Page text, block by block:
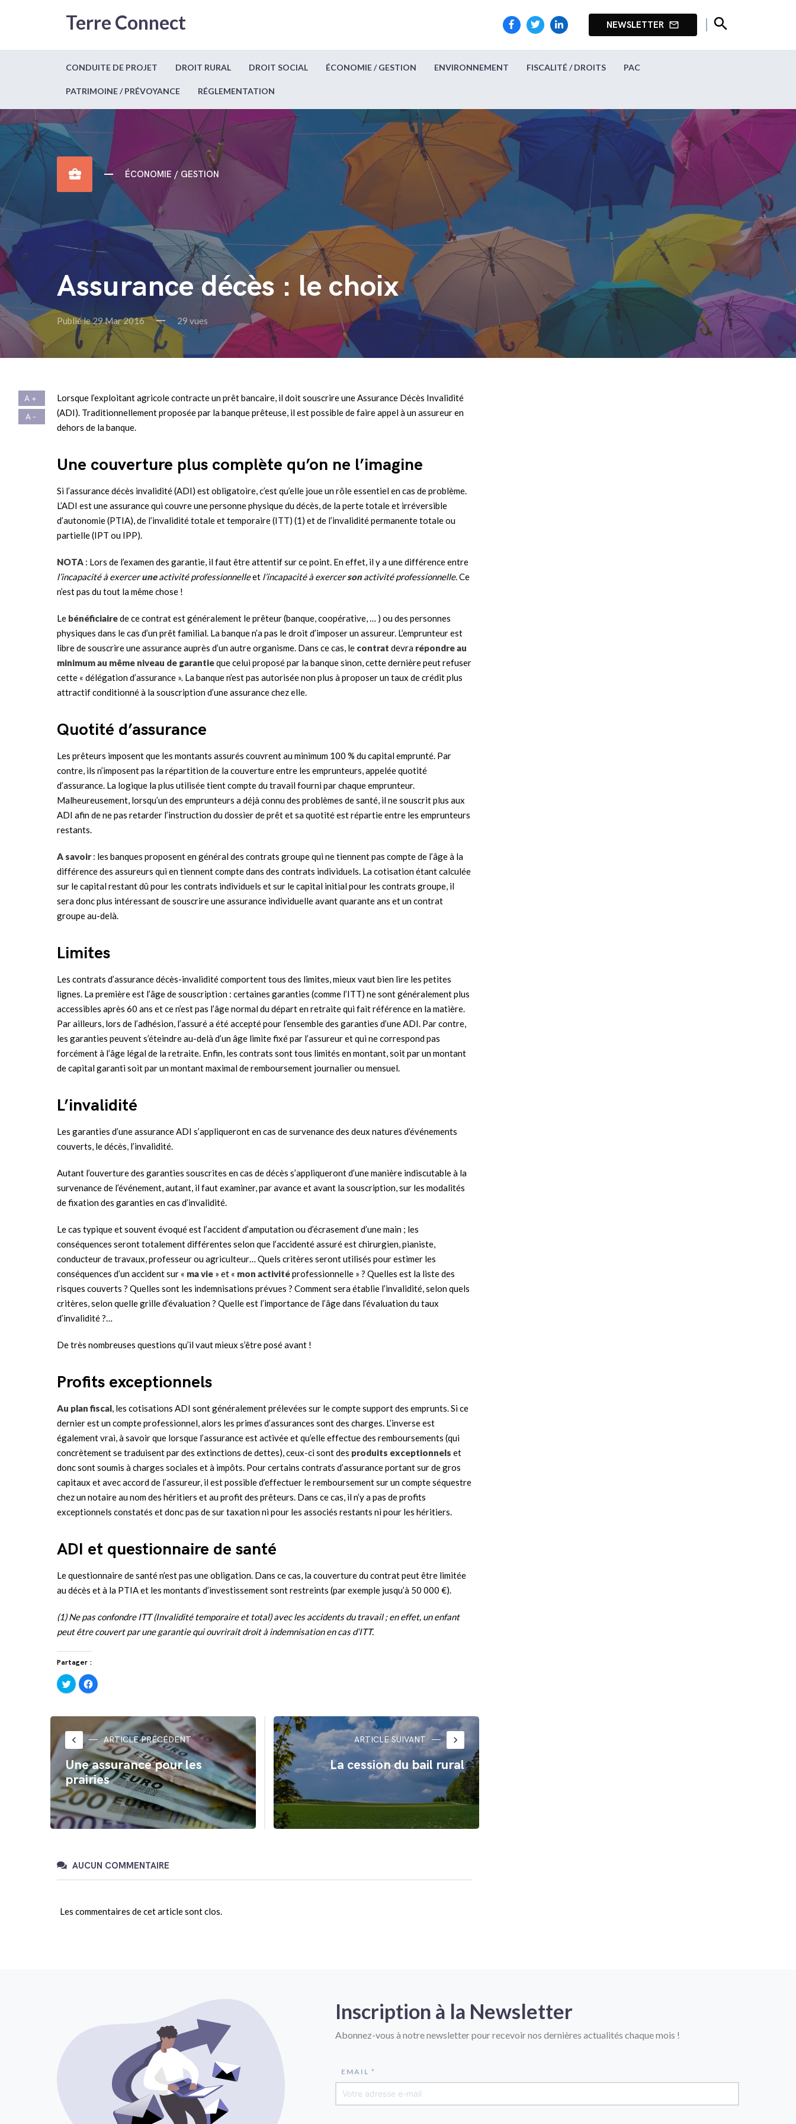
Terre Connect NEWSLETTER mail_outline search
CONDUITE DE PROJET DROIT RURAL DROIT SOCIAL ÉCONOMIE / GESTION ENVIRONNEMENT FISCALITÉ / DROITS PAC
PATRIMOINE / PRÉVOYANCE RÉGLEMENTATION
business_center ÉCONOMIE / GESTION
Assurance décès : le choix
Publié le 29 Mar 2016 29 vues
Lorsque l’exploitant agricole contracte un prêt bancaire, il doit souscrire une Assurance Décès Invalidité
(ADI). Traditionnellement proposée par la banque prêteuse, il est possible de faire appel à un assureur en
dehors de la banque.
Une couverture plus complète qu’on ne l’imagine
Si l’assurance décès invalidité (ADI) est obligatoire, c’est qu’elle joue un rôle essentiel en cas de problème.
L’ADI est une assurance qui couvre une personne physique du décès, de la perte totale et irréversible
d’autonomie (PTIA), de l’invalidité totale et temporaire (ITT) (1) et de l’invalidité permanente totale ou
partielle (IPT ou IPP).
NOTA : Lors de l’examen des garantie, il faut être attentif sur ce point. En effet, il y a une différence entre
l’incapacité à exerceruneactivité professionnelleet l’incapacité à exercersonactivité professionnelle. Ce
n’est pas du tout la même chose !
Le bénéficiairede ce contrat est généralement le prêteur (banque, coopérative, … ) ou des personnes
physiques dans le cas d’un prêt familial. La banque n’a pas le droit d’imposer un assureur. L’emprunteur est
libre de souscrire une assurance auprès d’un autre organisme. Dans ce cas, le contrat devra répondre au
minimum au même niveau de garantieque celui proposé par la banque sinon, cette dernière peut refuser
cette « délégation d’assurance ». La banque n’est pas autorisée non plus à proposer un taux de crédit plus
attractif conditionné à la souscription d’une assurance chez elle.
Quotité d’assurance
Les prêteurs imposent que les montants assurés couvrent au minimum 100 % du capital emprunté. Par
contre, ils n’imposent pas la répartition de la couverture entre les emprunteurs, appelée quotité
d’assurance. La logique la plus utilisée tient compte du travail fourni par chaque emprunteur.
Malheureusement, lorsqu’un des emprunteurs a déjà connu des problèmes de santé, il ne souscrit plus aux
ADI afin de ne pas retarder l’instruction du dossier de prêt et sa quotité est répartie entre les emprunteurs
restants.
A savoir: les banques proposent en général des contrats groupe qui ne tiennent pas compte de l’âge à la
différence des assureurs qui en tiennent compte dans des contrats individuels. La cotisation étant calculée
sur le capital restant dû pour les contrats individuels et sur le capital initial pour les contrats groupe, il
sera donc plus intéressant de souscrire une assurance individuelle avant quarante ans et un contrat
groupe au-delà.
Limites
Les contrats d’assurance décès-invalidité comportent tous des limites, mieux vaut bien lire les petites
lignes. La première est l’âge de souscription : certaines garanties (comme l’ITT) ne sont généralement plus
accessibles après 60 ans et ce n’est pas l’âge normal du départ en retraite qui fait référence en la matière.
Par ailleurs, lors de l’adhésion, l’assuré a été accepté pour l’ensemble des garanties d’une ADI. Par contre,
les garanties peuvent s’éteindre au-delà d’un âge limite fixé par l’assureur et qui ne correspond pas
forcément à l’âge légal de la retraite. Enfin, les contrats sont tous limités en montant, soit par un montant
de capital garanti soit par un montant maximal de remboursement journalier ou mensuel.
L’invalidité
Les garanties d’une assurance ADI s’appliqueront en cas de survenance des deux natures d’événements
couverts, le décès, l’invalidité.
Autant l’ouverture des garanties souscrites en cas de décès s’appliqueront d’une manière indiscutable à la
survenance de l’événement, autant, il faut examiner, par avance et avant la souscription, sur les modalités
de fixation des garanties en cas d’invalidité.
Le cas typique et souvent évoqué est l’accident d’amputation ou d’écrasement d’une main ; les
conséquences seront totalement différentes selon que l’accidenté assuré est chirurgien, pianiste,
conducteur de travaux, professeur ou agriculteur… Quels critères seront utilisés pour estimer les
conséquences d’un accident sur « mavie » et « mon activitéprofessionnelle » ? Quelles est la liste des
risques couverts ? Quelles sont les indemnisations prévues ? Comment sera établie l’invalidité, selon quels
critères, selon quelle grille d’évaluation ? Quelle est l’importance de l’âge dans l’évaluation du taux
d’invalidité ?…
De très nombreuses questions qu’il vaut mieux s’être posé avant !
Profits exceptionnels
Au plan fiscal, les cotisations ADI sont généralement prélevées sur le compte support des emprunts. Si ce
dernier est un compte professionnel, alors les primes d’assurances sont des charges. L’inverse est
également vrai, à savoir que lorsque l’assurance est activée et qu’elle effectue des remboursements (qui
concrètement se traduisent par des extinctions de dettes), ceux-ci sont des produits exceptionnels et
donc sont soumis à charges sociales et à impôts. Pour certains contrats d’assurance portant sur de gros
capitaux et avec accord de l’assureur, il est possible d’effectuer le remboursement sur un compte séquestre
chez un notaire au nom des héritiers et au profit des prêteurs. Dans ce cas, il n’y a pas de profits
exceptionnels constatés et donc pas de sur taxation ni pour les associés restants ni pour les héritiers.
ADI et questionnaire de santé
Le questionnaire de santé n’est pas une obligation. Dans ce cas, la couverture du contrat peut être limitée
au décès et à la PTIA et les montants d’investissement sont restreints (par exemple jusqu’à 50 000 €).
(1) Ne pas confondre ITT (Invalidité temporaire et total) avec les accidents du travail ; en effet, un enfant
peut être couvert par une garantie qui ouvrirait droit à indemnisation en cas d’ITT.
Partager :
Cliquez
pour
partager
dans
nouvelle
fenêtre)
Cliquez
pour
partager
dans
une
nouvelle
fenêtre)
keyboard_arrow_left ARTICLE PRÉCÉDENT
Une assurance pour les
prairies
ARTICLE SUIVANT keyboard_arrow_right
La cession du bail rural
AUCUN COMMENTAIRE
Les commentaires de cet article sont clos.
Inscription à la Newsletter
Abonnez-vous à notre newsletter pour recevoir nos dernières actualités chaque mois !
EMAIL *